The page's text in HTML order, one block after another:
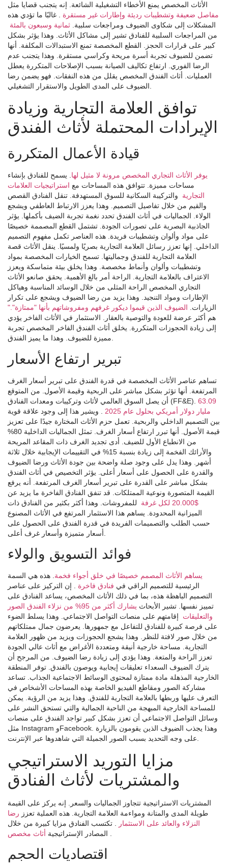
الأثاث المخصص يمنع الأخطاء التشغيلية الشائعة. إنه يتجنب قضايا مثل
مفاصل ضعيفة وتشطيبات رديئة وإطارات غير مستقرة
. غالبًا ما تؤدي هذه
المشكلات إلى شكاوى الضيوف ومراجعات سلبية. ثمانية وسبعون بالمئة
من المراجعات السلبية للفنادق تشير إلى مشاكل الأثاث. وهذا يؤثر بشكل
كبير على قرارات الحجز. القطع المخصصة تمنع الاستبدالات المكلفة. أنها
تضمن للضيوف تجربة أسرة مريحة وكراسي مستقرة. وهذا يتجنب عدم
الرضا الفوري. ارتفاع تكاليف الصيانة بسبب الإصلاحات المتكررة يعطل
العمليات. أثاث الفندق المخصص يقلل من هذه النفقات. فهو يضمن رضا
توافق العلامة التجارية وزيادة
الإيرادات المحتملة لأثاث الفندق
قيادة الأعمال المتكررة
يوفر الأثاث التجاري المخصص مرونة لا مثيل لها. يسمح للفنادق بإنشاء
مساحات مميزة. تتوافق هذه المساحات مع استراتيجيات العلامات
التجارية
والتركيبة السكانية للسوق المستهدفة. تنقل الفنادق القصص
والقيم من خلال تفاصيل التصميم. وهذا يعزز الارتباط العاطفي ويشجع
الولاء. الجماليات في أثاث الفندق تحدد نغمة تجربة الضيف بأكملها. يؤثر
الجاذبية البصرية على تصورات الجودة. تشتمل القطع المصممة خصيصًا
على مواد وألوان وتشطيبات فريدة. هذه العناصر تكمل مفهوم التصميم
الداخلي. إنها تعزز رسائل العلامة التجارية بصريًا ولمسيًا. ينقل الأثاث قصة
العلامة التجارية للفندق وجماليتها. تسمح الخيارات المخصصة بمواد
وتشطيبات وألوان وأنماط مخصصة. وهذا يخلق بيئة متماسكة ويعزز
الاعتراف بالعلامة التجارية. الراحة أمر بالغ الأهمية. يحقق صانعو الأثاث
التجاري المخصص الراحة المثلى من خلال الوسائد المناسبة وهياكل
الإطارات ومواد التنجيد. وهذا يزيد من رضا الضيوف ويشجع على تكرار
الزيارات. الضيوف الذين قيموا ديكور غرفهم ومفروشاتهم بأنها "ممتازة"."
هم أكثر عرضة للعودة والتوصية بالعقار. الاستثمار في الأثاث الفاخر يؤدي
إلى زيادة الحجوزات المتكررة. يخلق أثاث الفندق الفاخر المخصص تجربة
مميزة للضيوف. وهذا ما يميز الفندق.
تبرير ارتفاع الأسعار
تساهم عناصر الأثاث المخصصة في قدرة الفندق على تبرير أسعار الغرف
المرتفعة. أنها تؤثر بشكل مباشر على الربحية وقيمة الأصول. من المتوقع
أن يصل السوق العالمي لأثاث وتركيبات ومعدات الفنادق (FF&E). 63.09
مليار دولار أمريكي بحلول عام 2025
. ويشير هذا إلى وجود علاقة قوية
بين التصميم الداخلي والربحية. تعمل حزم الأثاث المختارة جيدًا على تعزيز
قيمة الأصول. أنها تبرر ارتفاع أسعار الغرف. تمثل الجماليات الداخلية 80%
من الانطباع الأول للضيف. أدى تجديد الغرف ذات المقاعد المريحة
والأرائك الفخمة إلى زيادة بنسبة 15% في التقييمات الإيجابية خلال ثلاثة
أشهر. وهذا يدل على وجود صلة واضحة بين جودة الأثاث ورضا الضيوف
والقدرة على الحصول على أسعار أعلى. يؤثر التخصيص في أثاث الفندق
بشكل مباشر على القدرة على تبرير أسعار الغرف المرتفعة. أنه يرفع
القيمة المتصورة ونوعية الممتلكات. قد تنفق الفنادق الفاخرة ما يزيد عن
$20.000 لكل غرفة
للمفروشات. وهذا أكثر بكثير من الفنادق ذات
الميزانية المحدودة. يساهم هذا الاستثمار المرتفع في الأثاث المصنوع
حسب الطلب والتصميمات الفريدة في قدرة الفندق على الحصول على
فوائد التسويق والولاء
يساهم الأثاث المصمم خصيصًا في خلق أجواء فخمة . هذه هي السمة
الرئيسية للتصميم الراقي في فنادق فاخرة
. إن التركيز على عناصر
التصميم الباهظة هذه، بما في ذلك الأثاث المخصص، يساعد الفنادق على
تمييز نفسها. تشير الأبحاث
يشارك أكثر من 95% من نزلاء الفندق الصور
والتعليقات
إقامتهم على منصات التواصل الاجتماعي. وهذا يسلط الضوء
على فرصة كبيرة للفنادق للتفاعل مع جمهورها. يعرضون جمال ممتلكاتهم
من خلال صور لافتة للنظر. وهذا يشجع الحجوزات ويزيد من ظهور العلامة
التجارية. مساحة خارجية أنيقة ومتعددة الأغراض مع أثاث عالي الجودة
تعزز الراحة والمتعة. وهذا يؤدي إلى زيادة رضا الضيوف. من المرجح أن
يترك الضيوف السعداء تعليقات إيجابية ويوصون بالفندق. توفر المنطقة
الخارجية المذهلة مادة ممتازة لمحتوى الوسائط الاجتماعية الجذاب. تساعد
مشاركة الصور ومقاطع الفيديو الخاصة بهذه المساحات الأشخاص في
التعرف عليها وربطها بالعلامة التجارية للفندق. وهذا يزيد من الرؤية. يمكن
للمساحة الخارجية المبهجة من الناحية الجمالية والتي تستحق النشر على
وسائل التواصل الاجتماعي أن تعزز بشكل كبير تواجد الفندق على منصات
مثل Instagram وFacebook. وهذا يجذب الضيوف الذين يقومون بالزيارة
مزايا التوريد الاستراتيجي
والمشتريات لأثاث الفنادق
المشتريات الاستراتيجية تتجاوز الجماليات والسعر. إنه يركز على القيمة
طويلة المدى والمتانة ومواءمة العلامة التجارية. هذه العملية تعزز رضا
النزلاء والعائد على الاستثمار
. تكتسب الفنادق مزايا كبيرة من خلال
المصادر الإستراتيجية
اقتصاديات الحجم